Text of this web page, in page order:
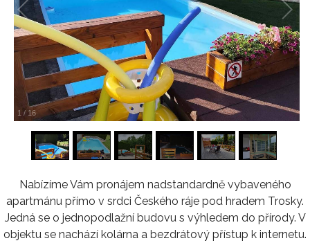
1 / 16
Nabízíme Vám pronájem nadstandardně vybaveného
apartmánu přímo v srdci Českého ráje pod hradem Trosky.
Jedná se o jednopodlažní budovu s výhledem do přírody. V
objektu se nachází kolárna a bezdrátový přístup k internetu.